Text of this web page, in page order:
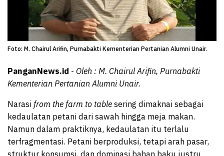
Foto: M. Chairul Arifin, Purnabakti Kementerian Pertanian Alumni Unair.
PanganNews.id - Oleh : M. Chairul Arifin, Purnabakti
Kementerian Pertanian Alumni Unair.
Narasi from the farm to tablesering dimaknai sebagai
kedaulatan petani dari sawah hingga meja makan.
Namun dalam praktiknya, kedaulatan itu terlalu
terfragmentasi. Petani berproduksi, tetapi arah pasar,
struktur konsumsi, dan dominasi bahan baku justru